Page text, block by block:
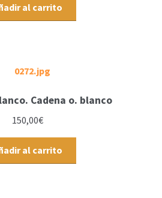
al carrito
Cadena o. blanco
150,00€
al carrito